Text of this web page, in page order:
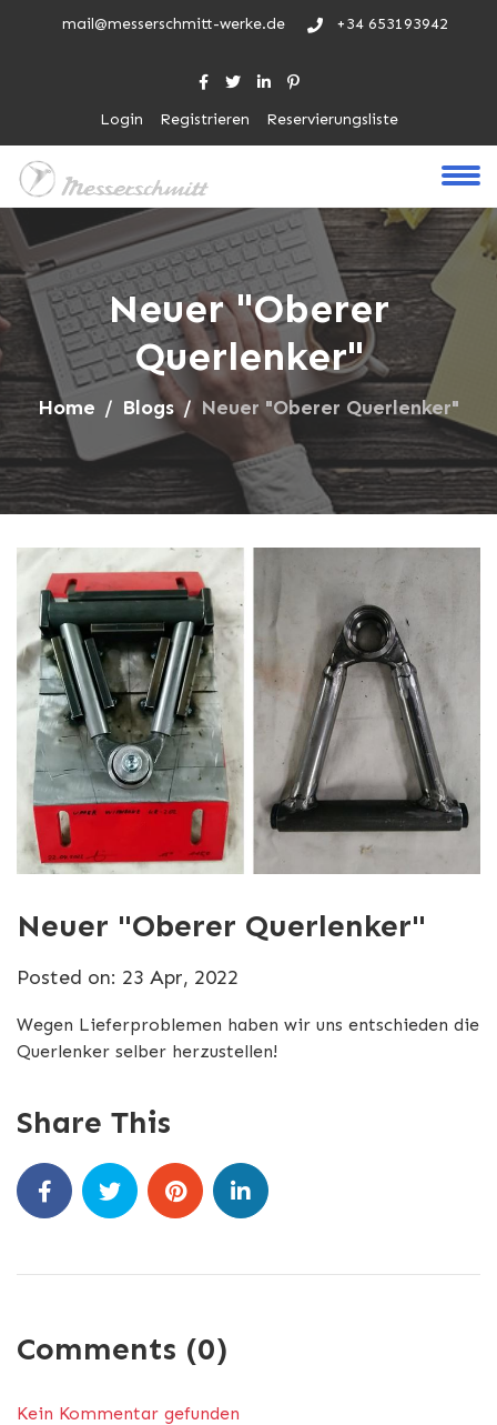
mail@messerschmitt-werke.de +34 653193942
Login Registrieren Reservierungsliste
Neuer "Oberer
Querlenker"
Home Blogs Neuer "Oberer Querlenker"
Neuer "Oberer Querlenker"
Posted on: 23 Apr, 2022
Wegen Lieferproblemen haben wir uns entschieden die
Querlenker selber herzustellen!
Share This
Comments (0)
Kein Kommentar gefunden